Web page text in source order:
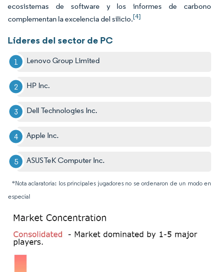
ecosistemas de software y los informes de carbono
complementan la excelencia del silicio.[4]
Líderes del sector de PC
Lenovo Group Limited
HP Inc.
Dell Technologies Inc.
Apple Inc.
ASUSTeK Computer Inc.
*Nota aclaratoria: los principales jugadores no se ordenaron de un modo en
especial